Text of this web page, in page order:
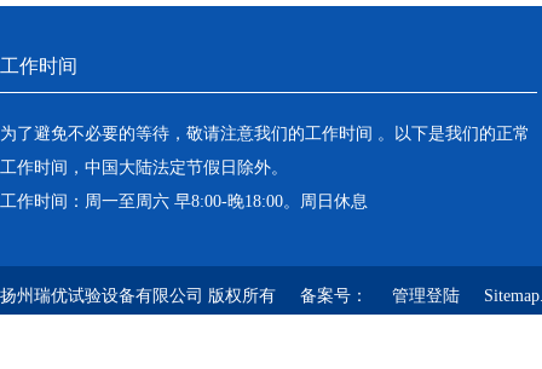
工作时间
为了避免不必要的等待，敬请注意我们的工作时间 。以下是我们的正常
工作时间，中国大陆法定节假日除外。
工作时间：周一至周六 早8:00-晚18:00。周日休息
扬州瑞优试验设备有限公司 版权所有 备案号： 管理登陆